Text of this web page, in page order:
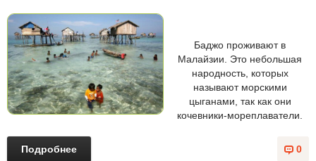
Баджо проживают в
Малайзии. Это небольшая
народность, которых
называют морскими
цыганами, так как они
кочевники-мореплаватели.
0
Подробнее